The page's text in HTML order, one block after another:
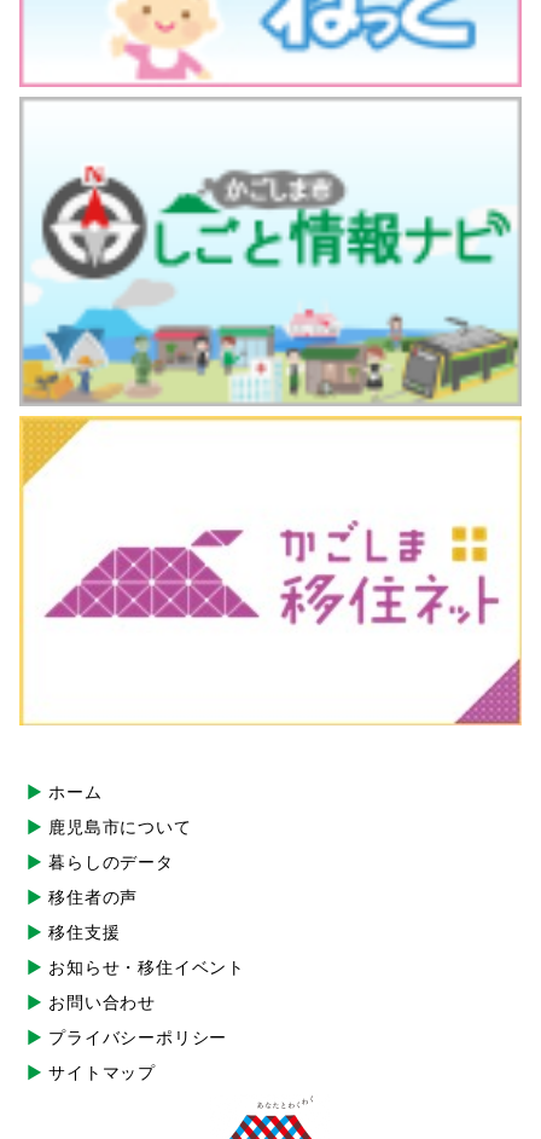
ホーム
鹿児島市について
暮らしのデータ
移住者の声
移住支援
お知らせ・移住イベント
お問い合わせ
プライバシーポリシー
サイトマップ